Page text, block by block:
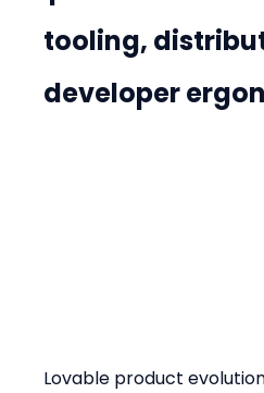
tooling,
developer
Lovable product